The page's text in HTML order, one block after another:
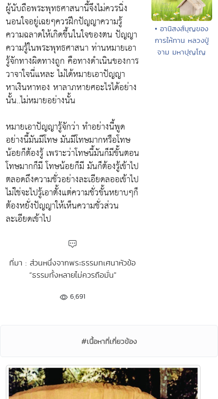
ผู้นับถือพระพุทธศาสนานี้จึงไม่ควรนิ่ง
นอนใจอยู่เฉยๆควรฝึกปัญญาความรู้
ความฉลาดให้เกิดขึ้นในใจของตน ปัญญา
ความรู้ในพระพุทธศาสนา ท่านหมายเอา
รู้จักทางผิดทางถูก คือทางดำเนินของการ
วาจาใจนี่แหละ ไม่ได้หมายเอาปัญญา
หาเงินหาทอง หาลาภหายศอะไรได้อย่าง
นั้น..ไม่หมายอย่างนั้น
หมายเอาปัญญารู้จักว่า ทำอย่างนี้พูด
อย่างนี้มันมีโทษ มันมีโทษมากหรือโทษ
น้อยก็ต้องรู้ เพราะว่าโทษนี้มันก็มีขั้นตอน
โทษมากก็มี โทษน้อยก็มี มันก็ต้องรู้เข้าไป
ตลอดถึงความชั่วอย่างละเอียดลออเข้าไป
ไม่ใช่จะไปรู้เอาตั้งแต่ความชั่วขั้นหยาบๆก็
ต้องหยั่งปัญญาให้เห็นความชั่วส่วน
ละเอียดเข้าไป
ที่มา : ส่วนหนึ่งจากพระธรรมทเศนาหัวข้อ
“ธรรมทั้งหลายไม่ควรถือมั่น"
6,691
• อานิสงส์บุญของ
การให้ทาน หลวงปู่
จาม มหาปุญโญ
#เนื้อหาที่เกี่ยวข้อง